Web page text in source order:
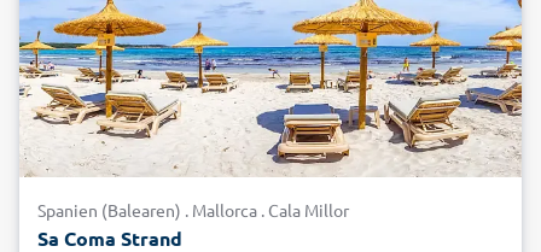
Spanien (Balearen) . Mallorca . Cala Millor
Sa Coma Strand